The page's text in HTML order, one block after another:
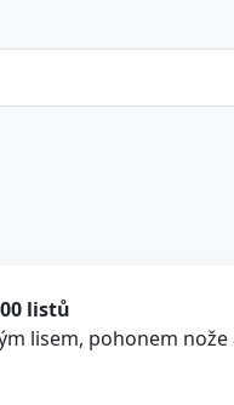
listů
lisem, pohonem